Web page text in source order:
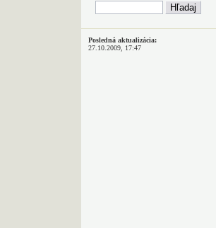
Posledná aktualizácia:
27.10.2009, 17:47